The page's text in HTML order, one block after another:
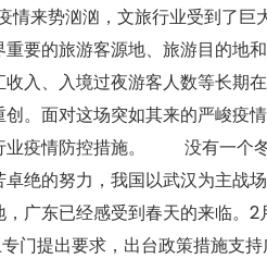
来势汹汹，文旅行业受到了巨
要的旅游客源地、旅游目的地
入、入境过夜游客人数等长期
。面对这场突如其来的严峻疫
业疫情防控措施。 没有一个
绝的努力，我国以武汉为主战
广东已经感受到春天的来临。
门提出要求，出台政策措施支